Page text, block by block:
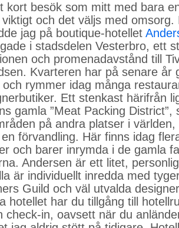
kort besök som mitt med bara
och det väljs med omsorg.
jag på boutique-hotellet
i stadsdelen Vesterbro, ett
och promenadavstånd till
Kvarteren har på senare år
rymmer idag många
Ett stenkast härifrån
gamla ”Meat Packing District”,
på andra platser i
förvandling. Här finns idag
och barer inrymda i de gamla
Andersen är ett litet,
är individuellt inredda med
Guild och väl utvalda
hotellet har du tillgång till
check-in, oavsett när du